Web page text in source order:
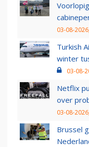
03-08-
Turkish
winter
03-08-
Netflix
over
03-08-
Brussel